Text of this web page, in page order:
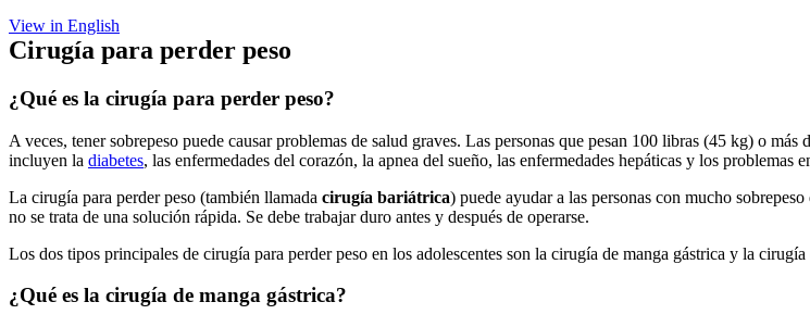
View in English
Cirugía para perder peso
¿Qué es la cirugía para perder peso?
A veces, tener sobrepeso puede causar problemas de salud graves. Las personas que pesan 100 libras (45 kg) o
incluyen la diabetes, las enfermedades del corazón, la apnea del sueño, las enfermedades hepáticas y los problemas
La cirugía para perder peso (también llamada cirugía bariátrica) puede ayudar a las personas con mucho
no se trata de una solución rápida. Se debe trabajar duro antes y después de operarse.
Los dos tipos principales de cirugía para perder peso en los adolescentes son la cirugía de manga gástrica y la cirugía
¿Qué es la cirugía de manga gástrica?